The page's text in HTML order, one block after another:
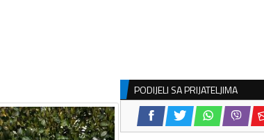
PODIJELI SA PRIJATELJIMA